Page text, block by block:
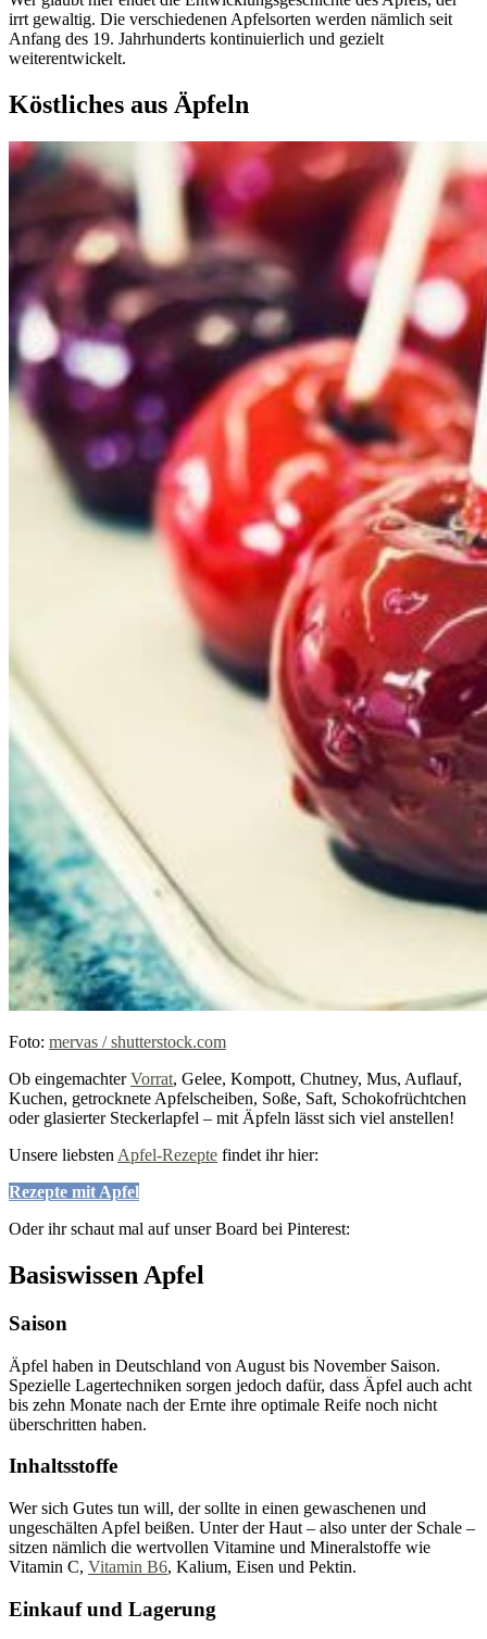
irrt gewaltig. Die verschiedenen Apfelsorten werden nämlich seit
Anfang des 19. Jahrhunderts kontinuierlich und gezielt
weiterentwickelt.
Köstliches aus Äpfeln
Foto: mervas / shutterstock.com
Ob eingemachterVorrat, Gelee, Kompott, Chutney, Mus, Auflauf,
Kuchen, getrocknete Apfelscheiben, Soße, Saft, Schokofrüchtchen
oder glasierter Steckerlapfel – mit Äpfeln lässt sich viel anstellen!
Unsere liebsten Apfel-Rezepte findet ihr hier:
Rezepte mit Apfel
Oder ihr schaut mal auf unser Board bei Pinterest:
Basiswissen Apfel
Saison
Äpfel haben in Deutschland von August bis November Saison.
Spezielle Lagertechniken sorgen jedoch dafür, dass Äpfel auch acht
bis zehn Monate nach der Ernte ihre optimale Reife noch nicht
überschritten haben.
Inhaltsstoffe
Wer sich Gutes tun will, der sollte in einen gewaschenen und
ungeschälten Apfel beißen. Unter der Haut – also unter der Schale –
sitzen nämlich die wertvollen Vitamine und Mineralstoffe wie
Vitamin C, Vitamin B6, Kalium, Eisen und Pektin.
Einkauf und Lagerung